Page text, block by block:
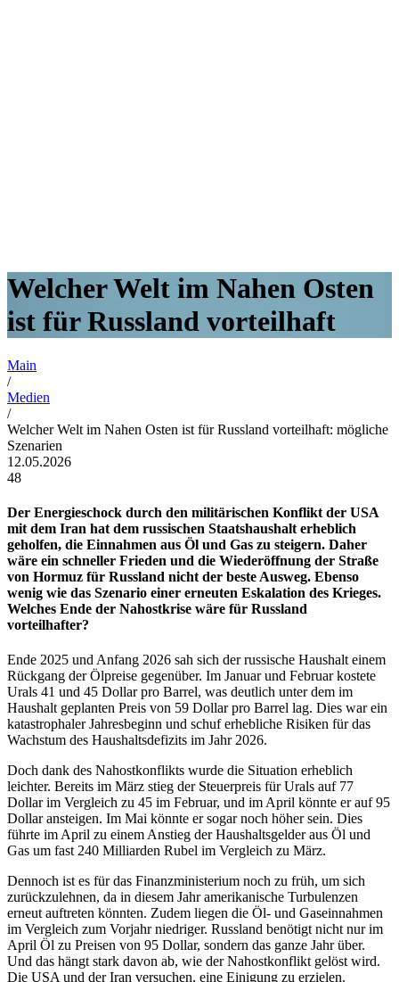
Welcher Welt im Nahen Osten
ist für Russland vorteilhaft
Main
/
Medien
/
Welcher Welt im Nahen Osten ist für Russland vorteilhaft: mögliche
Szenarien
12.05.2026
48
Der Energieschock durch den militärischen Konflikt der USA
mit dem Iran hat dem russischen Staatshaushalt erheblich
geholfen, die Einnahmen aus Öl und Gas zu steigern. Daher
wäre ein schneller Frieden und die Wiederöffnung der Straße
von Hormuz für Russland nicht der beste Ausweg. Ebenso
wenig wie das Szenario einer erneuten Eskalation des Krieges.
Welches Ende der Nahostkrise wäre für Russland
vorteilhafter?
Ende 2025 und Anfang 2026 sah sich der russische Haushalt einem
Rückgang der Ölpreise gegenüber. Im Januar und Februar kostete
Urals 41 und 45 Dollar pro Barrel, was deutlich unter dem im
Haushalt geplanten Preis von 59 Dollar pro Barrel lag. Dies war ein
katastrophaler Jahresbeginn und schuf erhebliche Risiken für das
Wachstum des Haushaltsdefizits im Jahr 2026.
Doch dank des Nahostkonflikts wurde die Situation erheblich
leichter. Bereits im März stieg der Steuerpreis für Urals auf 77
Dollar im Vergleich zu 45 im Februar, und im April könnte er auf 95
Dollar ansteigen. Im Mai könnte er sogar noch höher sein. Dies
führte im April zu einem Anstieg der Haushaltsgelder aus Öl und
Gas um fast 240 Milliarden Rubel im Vergleich zu März.
Dennoch ist es für das Finanzministerium noch zu früh, um sich
zurückzulehnen, da in diesem Jahr amerikanische Turbulenzen
erneut auftreten könnten. Zudem liegen die Öl- und Gaseinnahmen
im Vergleich zum Vorjahr niedriger. Russland benötigt nicht nur im
April Öl zu Preisen von 95 Dollar, sondern das ganze Jahr über.
Und das hängt stark davon ab, wie der Nahostkonflikt gelöst wird.
Die USA und der Iran versuchen, eine Einigung zu erzielen.